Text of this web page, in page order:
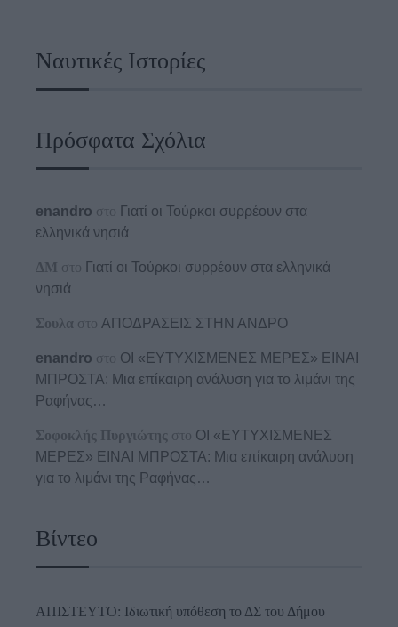
Ναυτικές Ιστορίες
Πρόσφατα Σχόλια
enandro στο Γιατί οι Τούρκοι συρρέουν στα
ελληνικά νησιά
ΔΜ στο Γιατί οι Τούρκοι συρρέουν στα ελληνικά
νησιά
Σουλα στο ΑΠΟΔΡΑΣΕΙΣ ΣΤΗΝ ΑΝΔΡΟ
enandro στο ΟΙ «ΕΥΤΥΧΙΣΜΕΝΕΣ ΜΕΡΕΣ» ΕΙΝΑΙ
ΜΠΡΟΣΤΑ: Μια επίκαιρη ανάλυση για το λιμάνι της
Ραφήνας…
Σοφοκλής Πυργιώτης στο ΟΙ «ΕΥΤΥΧΙΣΜΕΝΕΣ
ΜΕΡΕΣ» ΕΙΝΑΙ ΜΠΡΟΣΤΑ: Μια επίκαιρη ανάλυση
για το λιμάνι της Ραφήνας…
Βίντεο
ΑΠΙΣΤΕΥΤΟ: Ιδιωτική υπόθεση το ΔΣ του Δήμου